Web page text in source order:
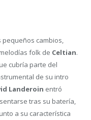
pequeños cambios,
folk de Celtian.
cubría parte del
de su intro
Landeroin entró
tras su batería,
a su característica